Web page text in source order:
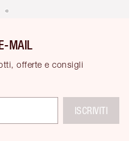
MAIL
offerte e consigli
ISCRIVITI